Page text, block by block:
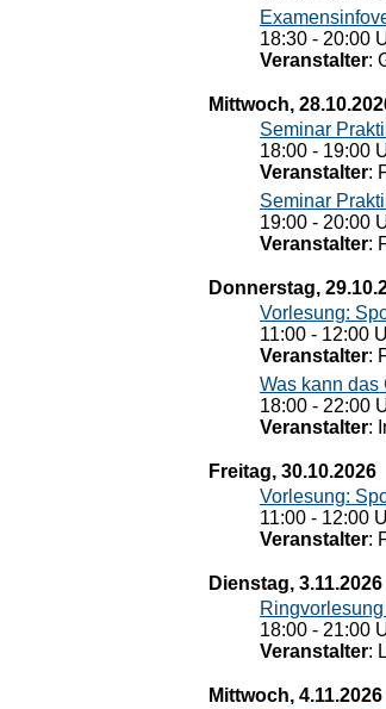
18:30 - 20:00
Veranstalter:
Mittwoch,
Seminar
18:00 - 19:00
Veranstalter:
Seminar
19:00 - 20:00
Veranstalter:
Donnerstag,
Vorlesung:
11:00 - 12:00
Veranstalter:
Was kann das
18:00 - 22:00
Veranstalter:
Freitag, 30.10.2026
Vorlesung:
11:00 - 12:00
Veranstalter:
Dienstag, 3.11.2026
18:00 - 21:00
Veranstalter:
Mittwoch, 4.11.2026